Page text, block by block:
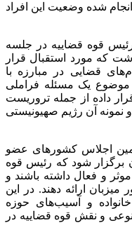
شده وضعیت این افراد
رئیس قوه قضاییه در جلسه
که مورد استقبال قرار
قضایی در مبارزه با
یک مسئله فراملی
داده از جمله تروریست
نمونه آن رژیم صهیونیستی
اجلاس کشور‌های عضو
برگزار شود که رئیس قوه
و فعال داشته باشند و
میزبان ارائه دهند. در این
و آسیب‌های حوزه
و نقش قوه قضاییه در